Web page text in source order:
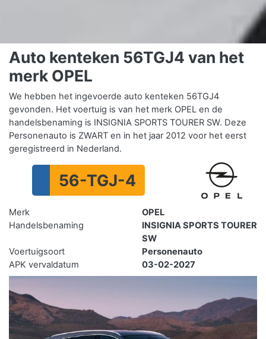
Auto kenteken 56TGJ4 van het
merk OPEL
We hebben het ingevoerde auto kenteken 56TGJ4
gevonden. Het voertuig is van het merk OPEL en de
handelsbenaming is INSIGNIA SPORTS TOURER SW. Deze
Personenauto is ZWART en in het jaar 2012 voor het eerst
geregistreerd in Nederland.
56-TGJ-4
Merk
OPEL
Handelsbenaming
INSIGNIA SPORTS TOURER
SW
Voertuigsoort
Personenauto
APK vervaldatum
03-02-2027